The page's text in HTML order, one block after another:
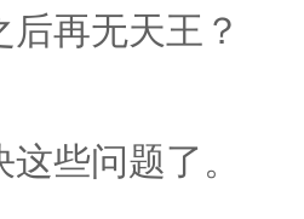
再无天王？
些问题了。